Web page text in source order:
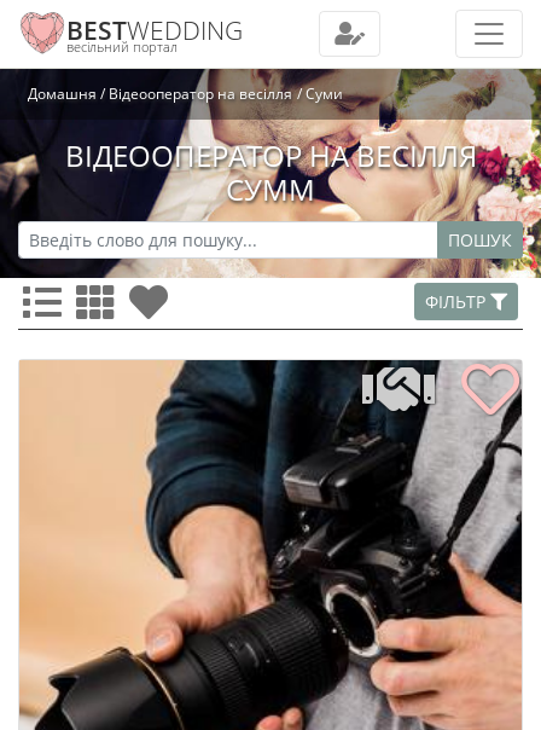
BESTWEDDING
весільний портал
Домашня Відеооператор на весілля Суми
ВІДЕООПЕРАТОР НА ВЕСІЛЛЯ
СУММ
ПОШУК
ФІЛЬТР